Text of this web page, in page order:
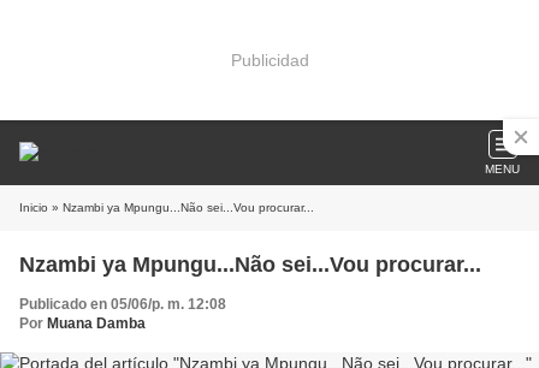
Publicidad
MENU
Inicio » Nzambi ya Mpungu...Não sei...Vou procurar...
Nzambi ya Mpungu...Não sei...Vou procurar...
Publicado en 05/06/p. m. 12:08
Por Muana Damba